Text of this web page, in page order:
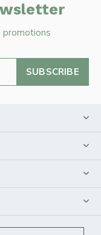
SUBSCRIBE